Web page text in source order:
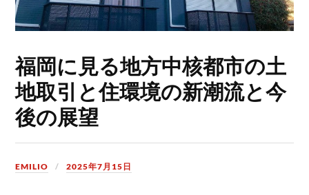
福岡に見る地方中核都市の土
地取引と住環境の新潮流と今
後の展望
EMILIO 2025年7月15日